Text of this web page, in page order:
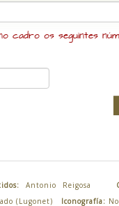
cadro os seguintes
Antonio Reigosa
(Lugonet) Iconografía: